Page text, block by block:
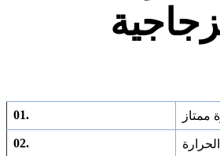
01. ممتاز
02.